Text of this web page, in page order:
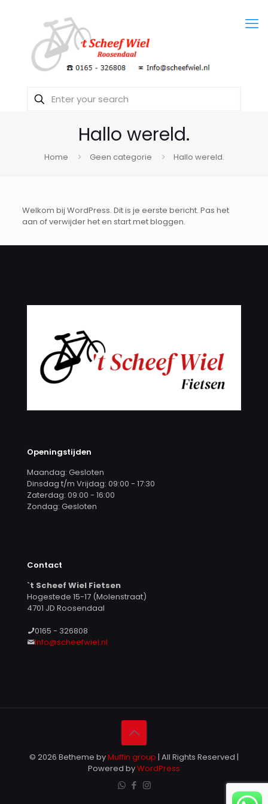
Hallo wereld.
Home Geen categorie Hallo wereld.
Welkom bij WordPress. Dit is je eerste bericht. Pas het
aan of verwijder het en start met bloggen.
Openingstijden
Maandag: Gesloten
Dinsdag t/m Vrijdag: 09:00 - 17:30
Zaterdag: 09:00 - 16:00
Zondag: Gesloten
Contact
`t Scheef Wiel Fietsen
Hogestede 15-17 (Molenstraat)
4701 JD Roosendaal
0165 - 326808
Info@scheefwiel.nl
© 2026 Betheme byMuffin group | All Rights Reserved |
Powered byWordPress